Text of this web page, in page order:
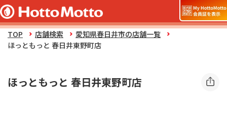
TOP 店舗検索
愛知県春日井市の店舗一覧
ほっともっと 春日井東野町店
ほっともっと 春日井東野町店